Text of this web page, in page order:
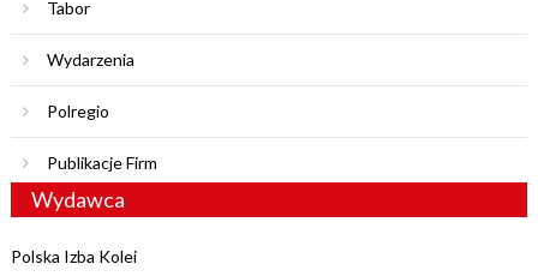
Tabor
Wydarzenia
Polregio
Publikacje Firm
Wydawca
Polska Izba Kolei